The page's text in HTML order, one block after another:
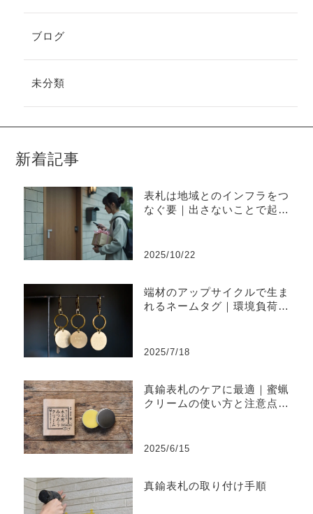
ブログ
未分類
新着記事
表札は地域とのインフラをつ
なぐ要｜出さないことで起き
2025/10/22
端材のアップサイクルで生ま
れるネームタグ｜環境負荷を
2025/7/18
真鍮表札のケアに最適｜蜜蝋
クリームの使い方と注意点ま
2025/6/15
真鍮表札の取り付け手順